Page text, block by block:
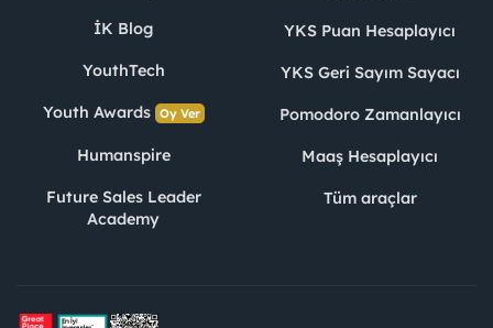
İK Blog
YouthTech
Youth Awards Oy Ver
Humanspire
Future Sales Leader
Academy
YKS Puan Hesaplayıcı
YKS Geri Sayım Sayacı
Pomodoro Zamanlayıcı
Maaş Hesaplayıcı
Tüm araçlar